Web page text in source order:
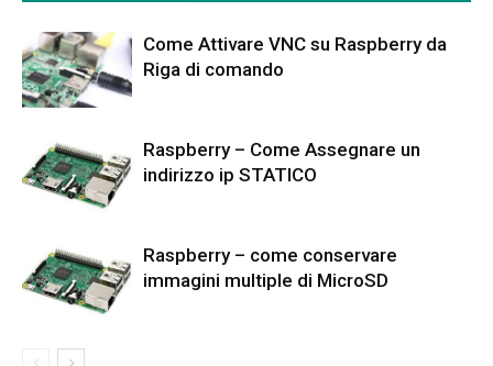
Come Attivare VNC su Raspberry da
Riga di comando
Raspberry – Come Assegnare un
indirizzo ip STATICO
Raspberry – come conservare
immagini multiple di MicroSD